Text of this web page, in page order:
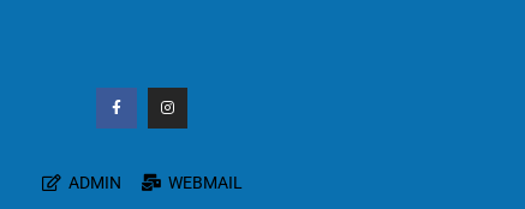
ADMIN WEBMAIL